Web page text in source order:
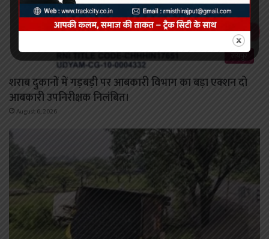
रायपुर
शराब दुकानों में गड़बड़ी पर आबकारी विभाग का बड़ा एक्शन दो
आबकारी उपनिरीक्षक निलंबित।
August 6, 2026